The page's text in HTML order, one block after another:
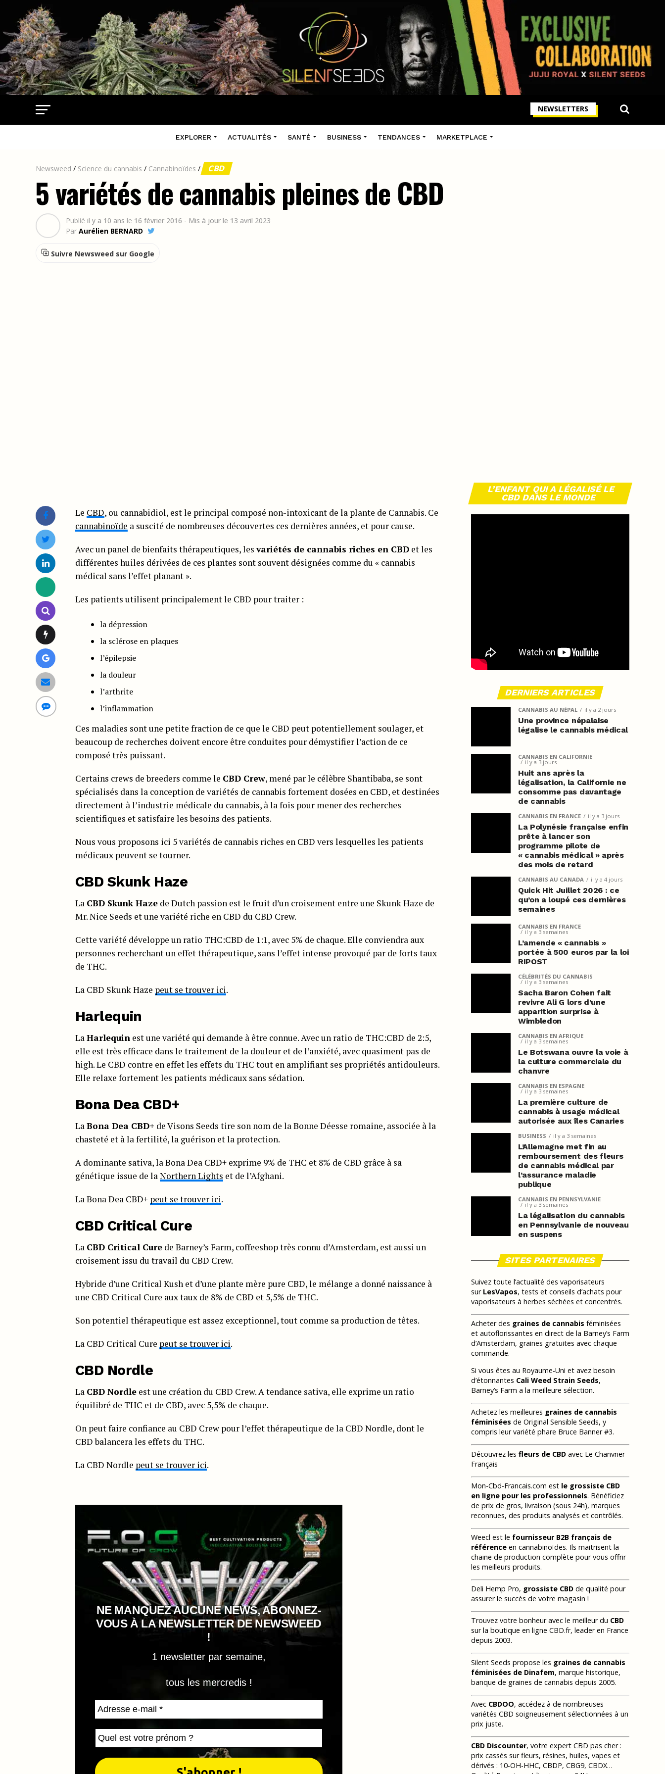
NEWSLETTERS
EXPLORER ACTUALITÉS SANTÉ BUSINESS TENDANCES MARKETPLACE
Newsweed / Science du cannabis / Cannabinoïdes / CBD
5 variétés de cannabis pleines de CBD
Publié il y a 10 ans le 16 février 2016 - Mis à jour le 13 avril 2023
Par Aurélien BERNARD
Suivre Newsweed sur Google
Le CBD, ou cannabidiol, est le principal composé non-intoxicant de la plante de Cannabis. Ce
cannabinoïde a suscité de nombreuses découvertes ces dernières années, et pour cause.
Avec un panel de bienfaits thérapeutiques, lesvariétés de cannabis riches en CBD et les
différentes huiles dérivées de ces plantes sont souvent désignées comme du « cannabis
médical sans l’effet planant ».
Les patients utilisent principalement le CBD pour traiter :
la dépression
la sclérose en plaques
l’épilepsie
la douleur
l’arthrite
l’inflammation
Ces maladies sont une petite fraction de ce que le CBD peut potentiellement soulager, et
beaucoup de recherches doivent encore être conduites pour démystifier l’action de ce
composé très puissant.
Certains crews de breeders comme le CBD Crew, mené par le célèbre Shantibaba, se sont
spécialisés dans la conception de variétés de cannabis fortement dosées en CBD, et destinées
directement à l’industrie médicale du cannabis, à la fois pour mener des recherches
scientifiques et satisfaire les besoins des patients.
Nous vous proposons ici 5 variétés de cannabis riches en CBD vers lesquelles les patients
médicaux peuvent se tourner.
CBD Skunk Haze
La CBD Skunk Haze de Dutch passion est le fruit d’un croisement entre une Skunk Haze de
Mr. Nice Seeds et une variété riche en CBD du CBD Crew.
Cette variété développe un ratio THC:CBD de 1:1, avec 5% de chaque. Elle conviendra aux
personnes recherchant un effet thérapeutique, sans l’effet intense provoqué par de forts taux
de THC.
La CBD Skunk Haze peut se trouver ici.
Harlequin
La Harlequin est une variété qui demande à être connue. Avec un ratio de THC:CBD de 2:5,
elle est très efficace dans le traitement de la douleur et de l’anxiété, avec quasiment pas de
high. Le CBD contre en effet les effets du THC tout en amplifiant ses propriétés antidouleurs.
Elle relaxe fortement les patients médicaux sans sédation.
Bona Dea CBD+
La Bona Dea CBD+ de Visons Seeds tire son nom de la Bonne Déesse romaine, associée à la
chasteté et à la fertilité, la guérison et la protection.
A dominante sativa, la Bona Dea CBD+ exprime 9% de THC et 8% de CBD grâce à sa
génétique issue de la Northern Lights et de l’Afghani.
La Bona Dea CBD+ peut se trouver ici.
CBD Critical Cure
La CBD Critical Cure de Barney’s Farm, coffeeshop très connu d’Amsterdam, est aussi un
croisement issu du travail du CBD Crew.
Hybride d’une Critical Kush et d’une plante mère pure CBD, le mélange a donné naissance à
une CBD Critical Cure aux taux de 8% de CBD et 5,5% de THC.
Son potentiel thérapeutique est assez exceptionnel, tout comme sa production de têtes.
La CBD Critical Cure peut se trouver ici.
CBD Nordle
La CBD Nordle est une création du CBD Crew. A tendance sativa, elle exprime un ratio
équilibré de THC et de CBD, avec 5,5% de chaque.
On peut faire confiance au CBD Crew pour l’effet thérapeutique de la CBD Nordle, dont le
CBD balancera les effets du THC.
La CBD Nordle peut se trouver ici.
NE MANQUEZ AUCUNE NEWS, ABONNEZ-
VOUS À LA NEWSLETTER DE NEWSWEED
!
1 newsletter par semaine,
tous les mercredis !
L’ENFANT QUI A LÉGALISÉ LE
CBD DANS LE MONDE
DERNIERS ARTICLES
CANNABIS AU NÉPAL il y a 2 jours
Une province népalaise
légalise le cannabis médical
CANNABIS EN CALIFORNIE
il y a 3 jours
Huit ans après la
légalisation, la Californie ne
consomme pas davantage
de cannabis
CANNABIS EN FRANCE il y a 3 jours
La Polynésie française enfin
prête à lancer son
programme pilote de
« cannabis médical » après
des mois de retard
CANNABIS AU CANADA il y a 4 jours
Quick Hit Juillet 2026 : ce
qu’on a loupé ces dernières
semaines
CANNABIS EN FRANCE
il y a 3 semaines
L’amende « cannabis »
portée à 500 euros par la loi
RIPOST
CÉLÉBRITÉS DU CANNABIS
il y a 3 semaines
Sacha Baron Cohen fait
revivre Ali G lors d’une
apparition surprise à
Wimbledon
CANNABIS EN AFRIQUE
il y a 3 semaines
Le Botswana ouvre la voie à
la culture commerciale du
chanvre
CANNABIS EN ESPAGNE
il y a 3 semaines
La première culture de
cannabis à usage médical
autorisée aux îles Canaries
BUSINESS il y a 3 semaines
L’Allemagne met fin au
remboursement des fleurs
de cannabis médical par
l’assurance maladie
publique
CANNABIS EN PENNSYLVANIE
il y a 3 semaines
La légalisation du cannabis
en Pennsylvanie de nouveau
en suspens
SITES PARTENAIRES
Suivez toute l’actualité des vaporisateurs
sur LesVapos, tests et conseils d’achats pour
vaporisateurs à herbes séchées et concentrés.
Acheter des graines de cannabis féminisées
et autoflorissantes en direct de la Barney’s Farm
d’Amsterdam, graines gratuites avec chaque
commande.
Si vous êtes au Royaume-Uni et avez besoin
d’étonnantes Cali Weed Strain Seeds,
Barney’s Farm a la meilleure sélection.
Achetez les meilleures graines de cannabis
féminisées de Original Sensible Seeds, y
compris leur variété phare Bruce Banner #3.
Découvrez les fleurs de CBD avec Le Chanvrier
Français
Mon-Cbd-Francais.com est le grossiste CBD
en ligne pour les professionnels. Bénéficiez
de prix de gros, livraison (sous 24h), marques
reconnues, des produits analysés et contrôlés.
Weecl est le fournisseur B2B français de
référence en cannabinoïdes. Ils maitrisent la
chaine de production complète pour vous offrir
les meilleurs produits.
Deli Hemp Pro, grossiste CBD de qualité pour
assurer le succès de votre magasin !
Trouvez votre bonheur avec le meilleur du CBD
sur la boutique en ligne CBD.fr, leader en France
depuis 2003.
Silent Seeds propose les graines de cannabis
féminisées de Dinafem, marque historique,
banque de graines de cannabis depuis 2005.
Avec CBDOO, accédez à de nombreuses
variétés CBD soigneusement sélectionnées à un
prix juste.
CBD Discounter, votre expert CBD pas cher :
prix cassés sur fleurs, résines, huiles, vapes et
dérivés : 10-OH-HHC, CBDP, CBG9, CBDX…